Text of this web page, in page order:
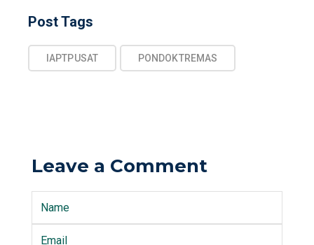
Post Tags
IAPTPUSAT PONDOKTREMAS
Leave a Comment